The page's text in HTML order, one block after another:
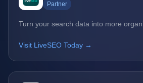
Partner
Turn your search data into more
Visit LiveSEO Today →